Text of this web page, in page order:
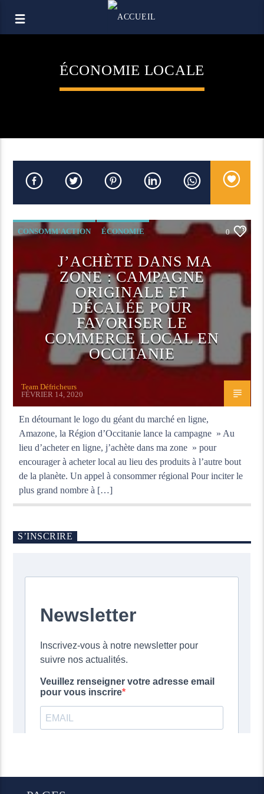
ÉCONOMIE LOCALE
CONSOMM'ACTION ÉCONOMIE 0
J’ACHÈTE DANS MA
ZONE : CAMPAGNE
ORIGINALE ET
DÉCALÉE POUR
FAVORISER LE
COMMERCE LOCAL EN
OCCITANIE
Team Défricheurs
FÉVRIER 14, 2020
En détournant le logo du géant du marché en ligne,
Amazone, la Région d’Occitanie lance la campagne » Au
lieu d’acheter en ligne, j’achète dans ma zone » pour
encourager à acheter local au lieu des produits à l’autre bout
de la planète. Un appel à consommer régional Pour inciter le
plus grand nombre à […]
S’INSCRIRE